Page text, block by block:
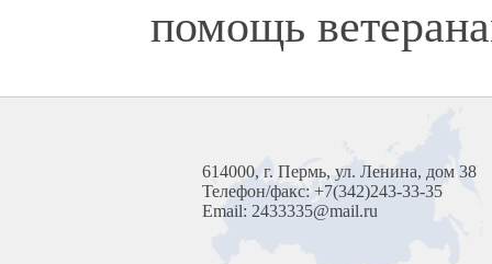
помощь
614000, г. Пермь, ул. Ленина, дом 38
Телефон/факс: +7(342)243-33-35
Email: 2433335@mail.ru